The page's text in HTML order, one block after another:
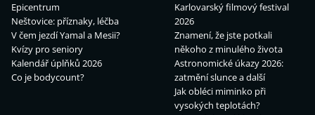
Epicentrum
Neštovice: příznaky, léčba
V čem jezdí Yamal a Mesii?
Kvízy pro seniory
Kalendář úplňků 2026
Co je bodycount?
Karlovarský filmový festival
2026
Znamení, že jste potkali
někoho z minulého života
Astronomické úkazy 2026:
zatmění slunce a další
Jak obléci miminko při
vysokých teplotách?